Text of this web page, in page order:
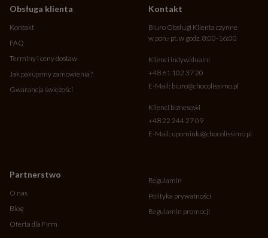
Obsługa klienta
Kontakt
FAQ
Terminy i ceny dostaw
Jak pakujemy zamówienia?
Gwarancja świeżości
Partnerstwo
O nas
Blog
Oferta dla Firm
Kontakt
Biuro Obsługi Klienta czynne
w pon.- pt. w godz. 8:00-16:00
Klienci indywidualni
+48 61 102 37 20
E-Mail: biuro@chocolissimo.pl
Klienci biznesowi
+48 22 244 27 09
E-Mail: upominki@chocolissimo.pl
Regulamin
Polityka prywatności
Regulamin promocji